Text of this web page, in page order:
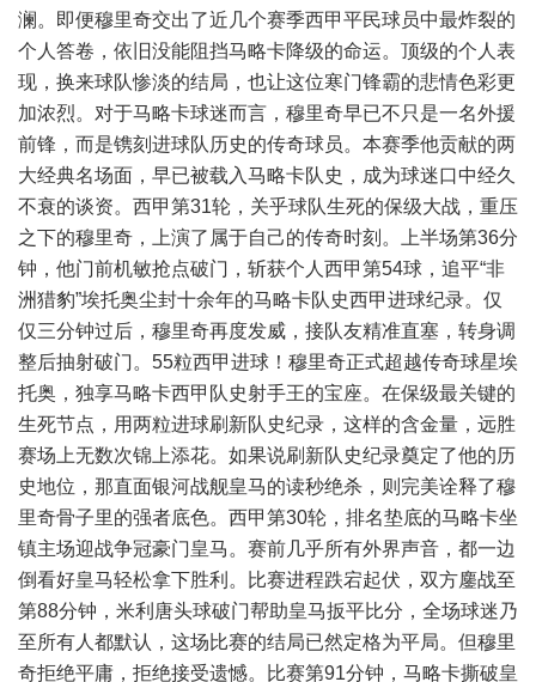
澜。即便穆里奇交出了近几个赛季西甲平民球员中最炸裂的
个人答卷，依旧没能阻挡马略卡降级的命运。顶级的个人表
现，换来球队惨淡的结局，也让这位寒门锋霸的悲情色彩更
加浓烈。对于马略卡球迷而言，穆里奇早已不只是一名外援
前锋，而是镌刻进球队历史的传奇球员。本赛季他贡献的两
大经典名场面，早已被载入马略卡队史，成为球迷口中经久
不衰的谈资。西甲第31轮，关乎球队生死的保级大战，重压
之下的穆里奇，上演了属于自己的传奇时刻。上半场第36分
钟，他门前机敏抢点破门，斩获个人西甲第54球，追平“非
洲猎豹”埃托奥尘封十余年的马略卡队史西甲进球纪录。仅
仅三分钟过后，穆里奇再度发威，接队友精准直塞，转身调
整后抽射破门。55粒西甲进球！穆里奇正式超越传奇球星埃
托奥，独享马略卡西甲队史射手王的宝座。在保级最关键的
生死节点，用两粒进球刷新队史纪录，这样的含金量，远胜
赛场上无数次锦上添花。如果说刷新队史纪录奠定了他的历
史地位，那直面银河战舰皇马的读秒绝杀，则完美诠释了穆
里奇骨子里的强者底色。西甲第30轮，排名垫底的马略卡坐
镇主场迎战争冠豪门皇马。赛前几乎所有外界声音，都一边
倒看好皇马轻松拿下胜利。比赛进程跌宕起伏，双方鏖战至
第88分钟，米利唐头球破门帮助皇马扳平比分，全场球迷乃
至所有人都默认，这场比赛的结局已然定格为平局。但穆里
奇拒绝平庸，拒绝接受遗憾。比赛第91分钟，马略卡撕破皇